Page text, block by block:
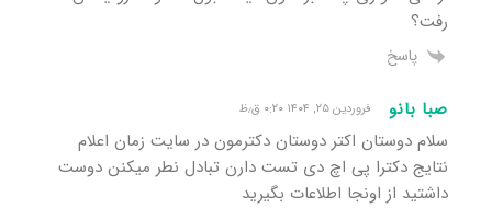
رفت؟
پاسخ
صبا بانو فروردین ۲۵, ۱۴۰۴ ۰:۲۰ ق٫ظ
سلام دوستان اکتر دوستان دکترمون در سایت زمان اعلام
نتایج دکترا پی اچ دی تست دارن تبادل نطر میکنن دوست
داشتید از اونجا اطلاعات بگیرید